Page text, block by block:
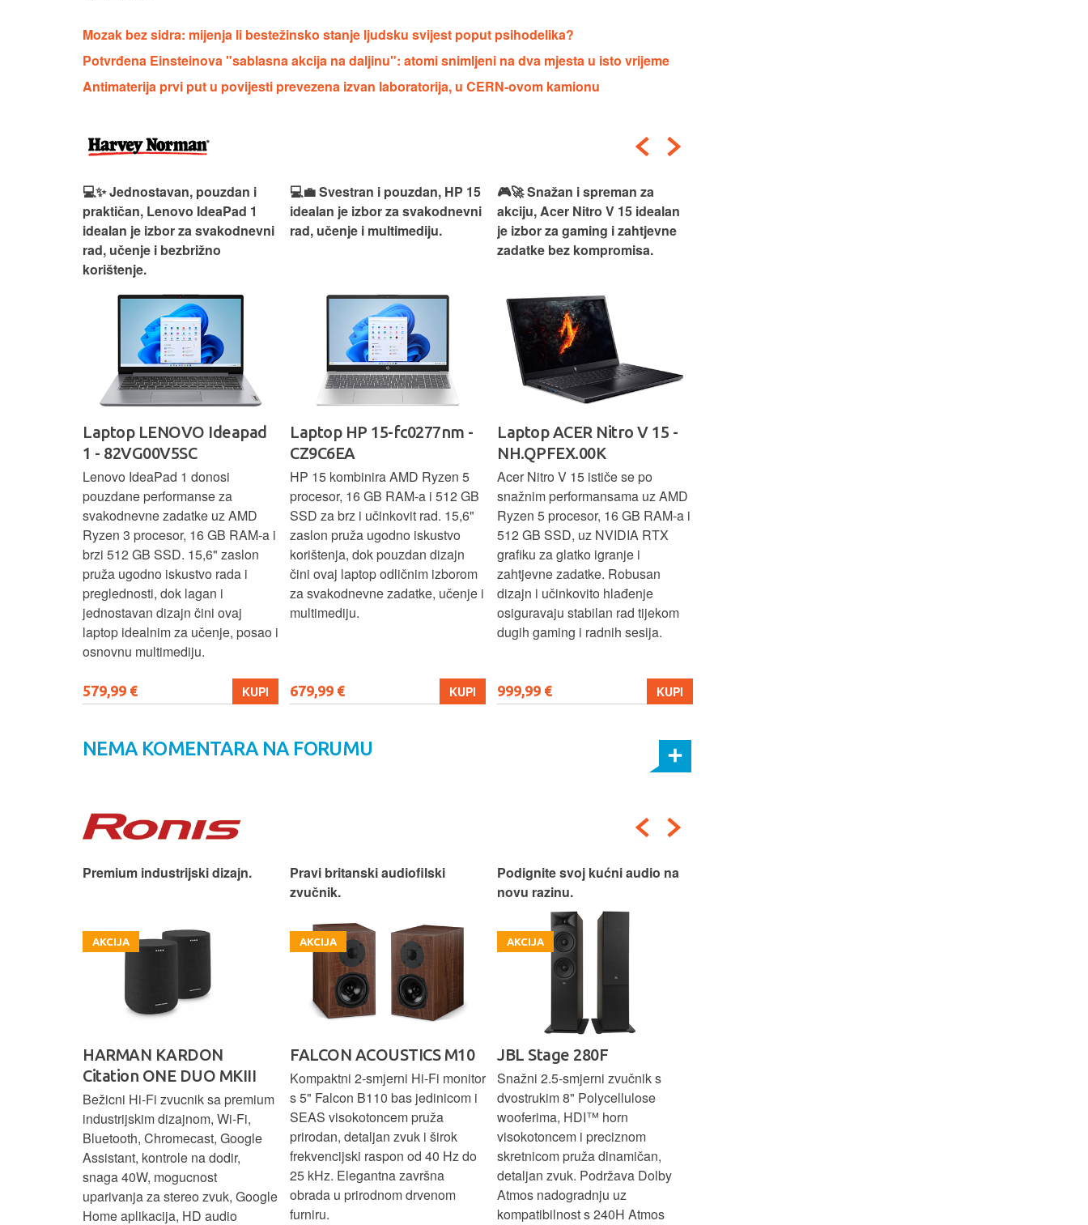
Mozak bez sidra: mijenja li bestežinsko stanje ljudsku svijest poput psihodelika?
Potvrđena Einsteinova "sablasna akcija na daljinu": atomi snimljeni na dva mjesta u isto vrijeme
Antimaterija prvi put u povijesti prevezena izvan laboratorija, u CERN-ovom kamionu
💻✨ Jednostavan, pouzdan i
praktičan, Lenovo IdeaPad 1
idealan je izbor za svakodnevni
rad, učenje i bezbrižno
korištenje.
Laptop LENOVO Ideapad
1 - 82VG00V5SC
Lenovo IdeaPad 1 donosi
pouzdane performanse za
svakodnevne zadatke uz AMD
Ryzen 3 procesor, 16 GB RAM-a i
brzi 512 GB SSD. 15,6" zaslon
pruža ugodno iskustvo rada i
preglednosti, dok lagan i
jednostavan dizajn čini ovaj
laptop idealnim za učenje, posao i
osnovnu multimediju.
579,99 € KUPI
💻💼 Svestran i pouzdan, HP 15
idealan je izbor za svakodnevni
rad, učenje i multimediju.
Laptop HP 15-fc0277nm -
CZ9C6EA
HP 15 kombinira AMD Ryzen 5
procesor, 16 GB RAM-a i 512 GB
SSD za brz i učinkovit rad. 15,6"
zaslon pruža ugodno iskustvo
korištenja, dok pouzdan dizajn
čini ovaj laptop odličnim izborom
za svakodnevne zadatke, učenje i
multimediju.
679,99 € KUPI
🎮🚀 Snažan i spreman za
akciju, Acer Nitro V 15 idealan
je izbor za gaming i zahtjevne
zadatke bez kompromisa.
Laptop ACER Nitro V 15 -
NH.QPFEX.00K
Acer Nitro V 15 ističe se po
snažnim performansama uz AMD
Ryzen 5 procesor, 16 GB RAM-a i
512 GB SSD, uz NVIDIA RTX
grafiku za glatko igranje i
zahtjevne zadatke. Robusan
dizajn i učinkovito hlađenje
osiguravaju stabilan rad tijekom
dugih gaming i radnih sesija.
999,99 € KUPI
NEMA KOMENTARA NA FORUMU
Premium industrijski dizajn.
AKCIJA
HARMAN KARDON
Citation ONE DUO MKIII
Bežicni Hi-Fi zvucnik sa premium
industrijskim dizajnom, Wi-Fi,
Bluetooth, Chromecast, Google
Assistant, kontrole na dodir,
snaga 40W, mogucnost
uparivanja za stereo zvuk, Google
Home aplikacija, HD audio
Pravi britanski audiofilski
zvučnik.
AKCIJA
FALCON ACOUSTICS M10
Kompaktni 2-smjerni Hi-Fi monitor
s 5" Falcon B110 bas jedinicom i
SEAS visokotoncem pruža
prirodan, detaljan zvuk i širok
frekvencijski raspon od 40 Hz do
25 kHz. Elegantna završna
obrada u prirodnom drvenom
furniru.
Podignite svoj kućni audio na
novu razinu.
AKCIJA
JBL Stage 280F
Snažni 2.5-smjerni zvučnik s
dvostrukim 8" Polycellulose
wooferima, HDI™ horn
visokotoncem i preciznom
skretnicom pruža dinamičan,
detaljan zvuk. Podržava Dolby
Atmos nadogradnju uz
kompatibilnost s 240H Atmos